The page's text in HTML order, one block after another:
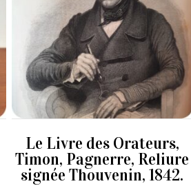
Le Livre des Orateurs,
Timon, Pagnerre, Reliure
signée Thouvenin, 1842.